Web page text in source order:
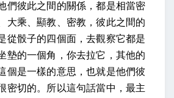
們彼此之間的關係，都是相當密
大乘、顯教、密教，彼此之間的
從骰子的四個面，去觀察它都是
墊的一個角，你去拉它，其他的
個是一樣的意思，也就是他們彼
密切的。所以這句話當中，最主